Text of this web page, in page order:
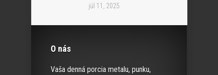
júl 11, 2025
O nás
Vaša denná porcia metalu, punku,